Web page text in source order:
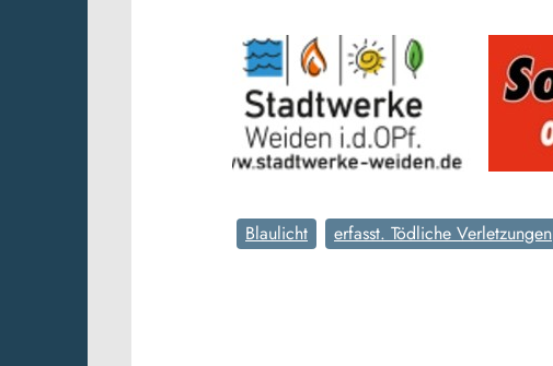
Blaulicht erfasst. Tödliche Verletzungen